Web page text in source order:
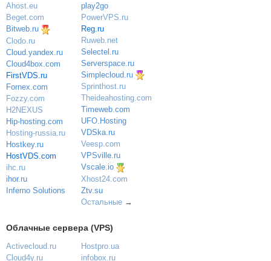
Ahost.eu
Beget.com
Bitweb.ru
Clodo.ru
Cloud.yandex.ru
Cloud4box.com
FirstVDS.ru
Fornex.com
Fozzy.com
H2NEXUS
Hip-hosting.com
Hosting-russia.ru
Hostkey.ru
HostVDS.com
ihc.ru
ihor.ru
Inferno Solutions
play2go
PowerVPS.ru
Reg.ru
Ruweb.net
Selectel.ru
Serverspace.ru
Simplecloud.ru
Sprinthost.ru
Theideahosting.com
Timeweb.com
UFO.Hosting
VDSka.ru
Veesp.com
VPSville.ru
Vscale.io
Xhost24.com
Ztv.su
Остальные→
Облачные сервера (VPS)
Activecloud.ru
Cloud4y.ru
Hostpro.ua
infobox.ru